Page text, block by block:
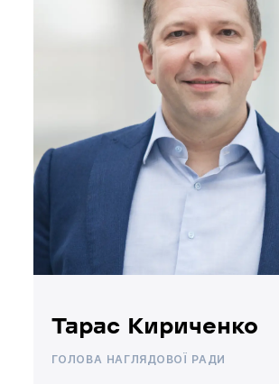
Тарас Кириченко
ГОЛОВА НАГЛЯДОВОЇ РАДИ